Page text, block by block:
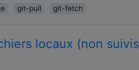
git-pull git-fetch
locaux (non